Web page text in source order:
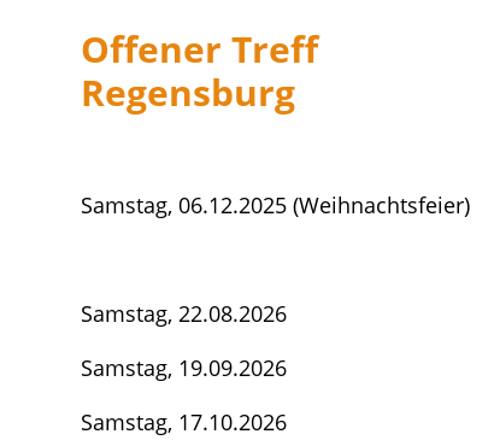
Offener Treff
Regensburg
Samstag, 06.12.2025 (Weihnachtsfeier)
Samstag, 22.08.2026
Samstag, 19.09.2026
Samstag, 17.10.2026